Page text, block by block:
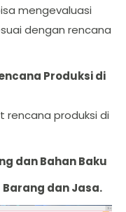
mengevaluasi
dengan rencana
Produksi di
rencana produksi di
dan Bahan Baku
dan Jasa.